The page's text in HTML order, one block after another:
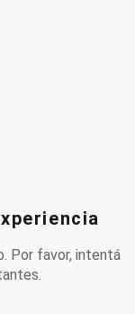
Por favor, intentá